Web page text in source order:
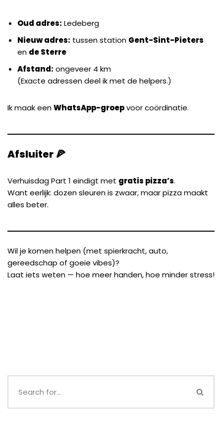
Oud adres: Ledeberg
Nieuw adres: tussen station Gent-Sint-Pieters
en de Sterre
Afstand: ongeveer 4 km
(Exacte adressen deel ik met de helpers.)
Ik maak eenWhatsApp-groepvoor coördinatie.
Afsluiter 🍕
Verhuisdag Part 1 eindigt met gratis pizza’s.
Want eerlijk: dozen sleuren is zwaar, maar pizza maakt
alles beter.
Wil je komen helpen (met spierkracht, auto,
gereedschap of goeie vibes)?
Laat iets weten — hoe meer handen, hoe minder stress!